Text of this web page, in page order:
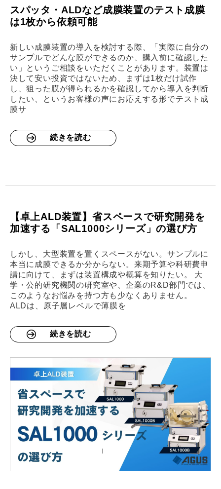
スパッタ・ALDなど成膜装置のテスト成膜
は1枚から依頼可能
新しい成膜装置の導入を検討する際、「実際に自分の
サンプルでどんな膜ができるのか、購入前に確認した
い」というご相談をいただくことがあります。装置は
決して安い投資ではないため、まずは1枚だけ試作
し、狙った膜が得られるかを確認してから導入を判断
したい、というお客様の声にお応えする形でテスト成
膜サ
続きを読む
【卓上ALD装置】省スペースで研究開発を
加速する「SAL1000シリーズ」の選び方
しかし、大型装置を置くスペースがない。サンプルに
本当に成膜できるか分からない。来期予算や科研費申
請に向けて、まずは装置構成や概算を知りたい。 大
学・公的研究機関の研究室や、企業のR&D部門では、
このようなお悩みを持つ方も少なくありません。
ALDは、原子層レベルで薄膜を
続きを読む